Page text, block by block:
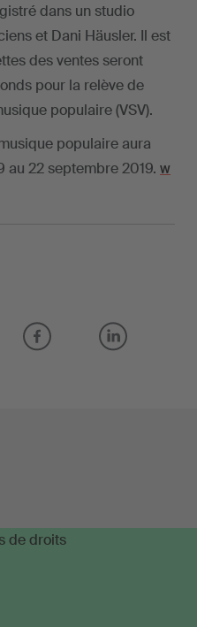
dans un studio
et Dani Häusler. Il est
des ventes seront
pour la relève de
populaire (VSV).
populaire aura
au 22 septembre 2019. w